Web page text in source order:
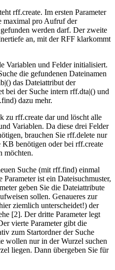
rff.create. Im ersten Parameter
maximal pro Aufruf der
werden darf. Der zweite
an, mit der RFF klarkommt
Variablen und Felder initialisiert.
die gefundenen Dateinamen
das Dateiattribut der
bei der Suche intern rff.dta|() und
dazu mehr.
zu rff.create dar und löscht alle
Variablen. Da diese drei Felder
brauchen Sie rff.delete nur
benötigen oder bei rff.create
möchten.
Suche (mit rff.find) einmal
ist ein Dateisuchmuster,
geben Sie die Dateiattribute
sollen. Genaueres zur
ziemlich unterscheidet!) der
[2]. Der dritte Parameter legt
vierte Parameter gibt die
zum Startordner der Suche
wollen nur in der Wurzel suchen
liegen. Dann übergeben Sie für